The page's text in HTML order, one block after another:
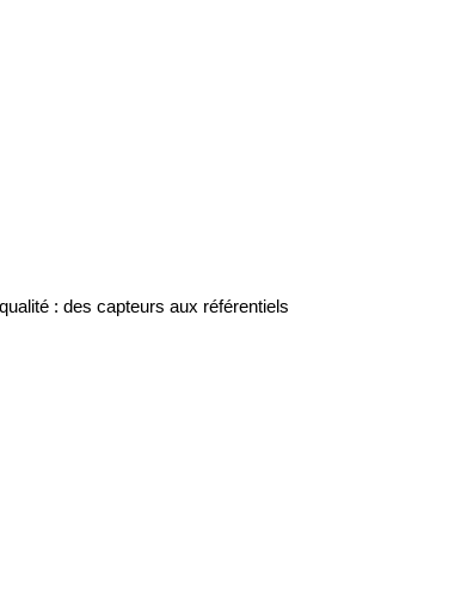
: des capteurs aux référentiels